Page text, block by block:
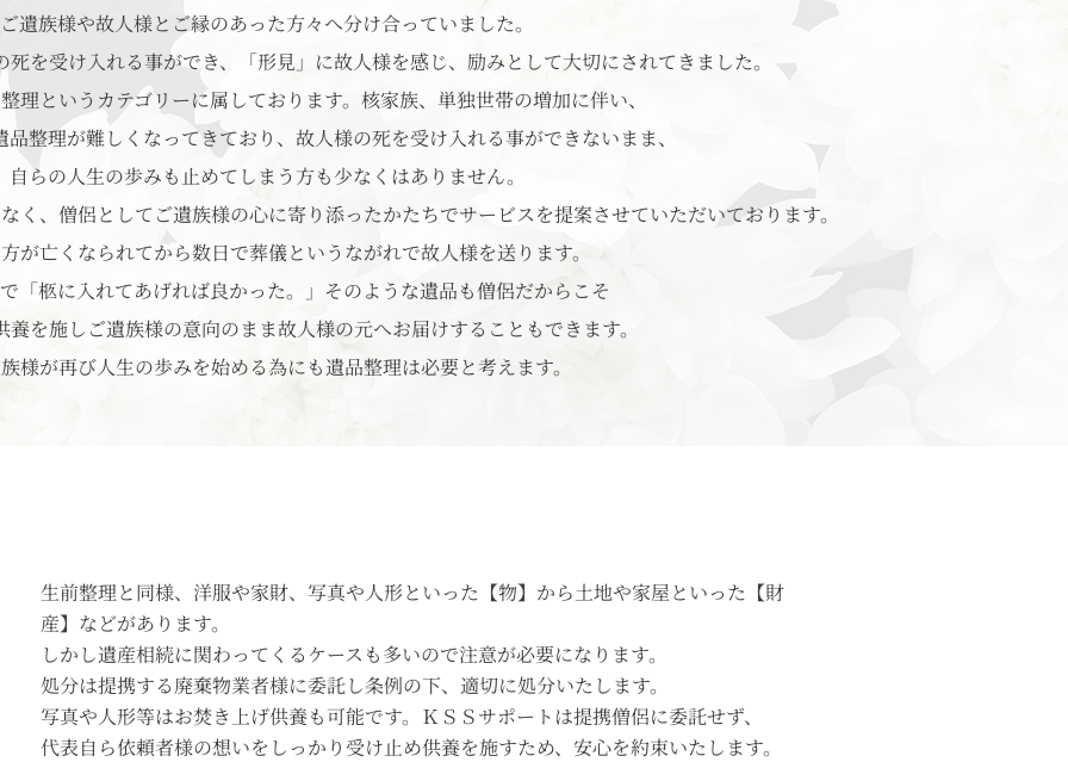
ご遺族様や故人様とご縁のあった方々へ分け合っていました。
を受け入れる事ができ、「形見」に故人様を感じ、励みとして大切にされてきました。
理というカテゴリーに属しております。核家族、単独世帯の増加に伴い、
整理が難しくなってきており、故人様の死を受け入れる事ができないまま、
自らの人生の歩みも止めてしまう方も少なくはありません。
く、僧侶としてご遺族様の心に寄り添ったかたちでサービスを提案させていただいております。
が亡くなられてから数日で葬儀というながれで故人様を送ります。
「柩に入れてあげれば良かった。」そのような遺品も僧侶だからこそ
養を施しご遺族様の意向のまま故人様の元へお届けすることもできます。
様が再び人生の歩みを始める為にも遺品整理は必要と考えます。
生前整理と同様、洋服や家財、写真や人形といった【物】から土地や家屋といった【財
産】などがあります。
しかし遺産相続に関わってくるケースも多いので注意が必要になります。
処分は提携する廃棄物業者様に委託し条例の下、適切に処分いたします。
写真や人形等はお焚き上げ供養も可能です。ＫＳＳサポートは提携僧侶に委託せず、
代表自ら依頼者様の想いをしっかり受け止め供養を施すため、安心を約束いたします。